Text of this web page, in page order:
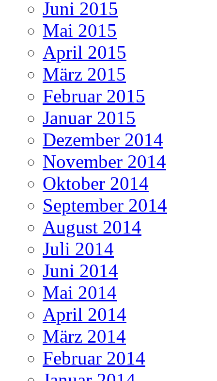
Juni 2015
Mai 2015
April 2015
März 2015
Februar 2015
Januar 2015
Dezember 2014
November 2014
Oktober 2014
September 2014
August 2014
Juli 2014
Juni 2014
Mai 2014
April 2014
März 2014
Februar 2014